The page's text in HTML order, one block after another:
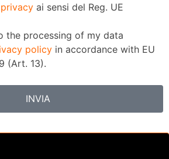
ai sensi del Reg. UE
the processing of my data
policy in accordance with EU
(Art. 13).
INVIA